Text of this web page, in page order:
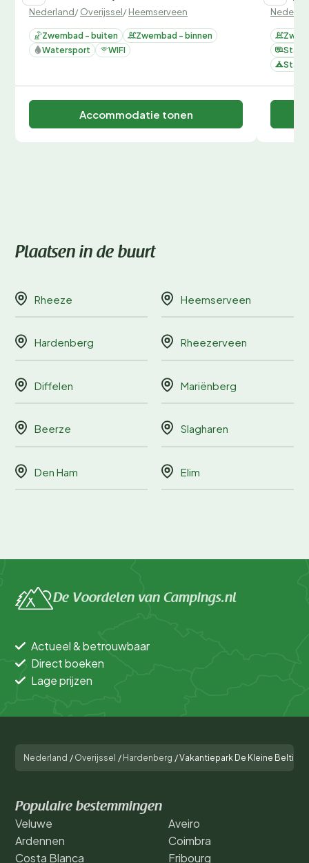
Nederland/Overijssel/Heemserveen
Zwembad - buiten
Zwembad - binnen
Watersport
WIFI
Accommodatie tonen
Plaatsen in de buurt
Rheeze Heemserveen
Hardenberg Rheezerveen
Diffelen Mariënberg
Beerze Slagharen
Den Ham Elim
De Voordelen van Campings.nl
Actueel & betrouwbaar
Direct boeken
Lage prijzen
Nederland / Overijssel / Hardenberg /Vakantiepark De Kleine Belties
Populaire bestemmingen
Veluwe
Ardennen
Costa Blanca
Aveiro
Coimbra
Fribourg